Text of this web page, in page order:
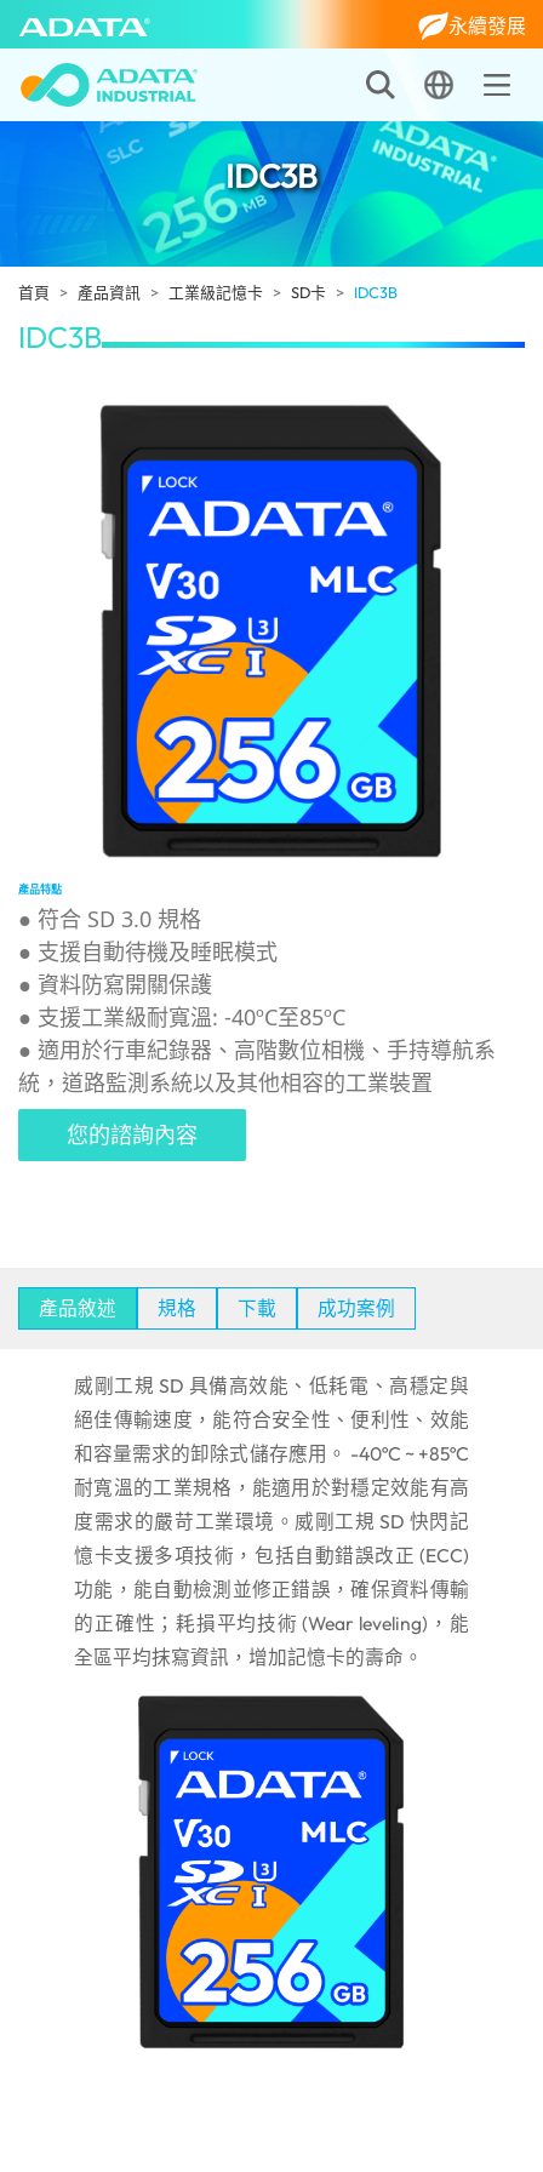
永續發展
IDC3B
首頁 產品資訊 工業級記憶卡 SD卡 IDC3B
IDC3B
產品特點
● 符合 SD 3.0 規格
● 支援自動待機及睡眠模式
● 資料防寫開關保護
● 支援工業級耐寬溫: -40ºC至85ºC
● 適用於行車紀錄器、高階數位相機、手持導航系
統，道路監測系統以及其他相容的工業裝置
您的諮詢內容
產品敘述 規格 下載 成功案例
威剛工規 SD 具備高效能、低耗電、高穩定與
絕佳傳輸速度，能符合安全性、便利性、效能
和容量需求的卸除式儲存應用。 -40ºC ~ +85ºC
耐寬溫的工業規格，能適用於對穩定效能有高
度需求的嚴苛工業環境。威剛工規 SD 快閃記
憶卡支援多項技術，包括自動錯誤改正 (ECC)
功能，能自動檢測並修正錯誤，確保資料傳輸
的正確性；耗損平均技術 (Wear leveling)，能
全區平均抹寫資訊，增加記憶卡的壽命。